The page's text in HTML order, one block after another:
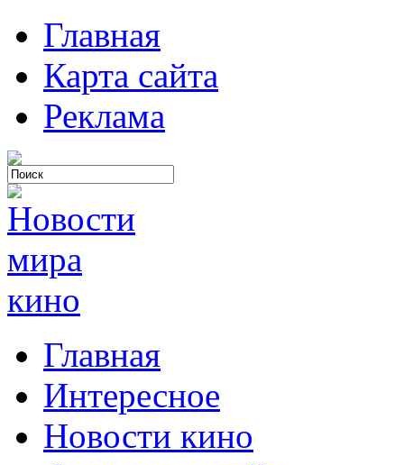
Главная
Карта сайта
Реклама
Главная
Интересное
Новости кино